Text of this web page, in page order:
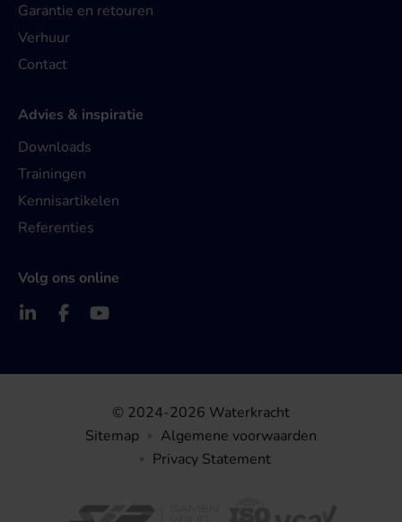
Garantie en retouren
Verhuur
Contact
Advies & inspiratie
Downloads
Trainingen
Kennisartikelen
Referenties
Volg ons online
© 2024-2026 Waterkracht
Sitemap
Algemene voorwaarden
Privacy Statement